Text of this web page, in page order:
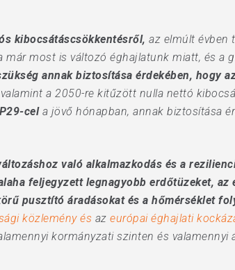
kibocsátáscsökkentésről, az elmúlt évben
már most is változó éghajlatunk miatt, és a
annak biztosítása érdekében, hogy
a 2050-re kitűzött nulla nettó
cela jövő hónapban, annak biztosítása
való alkalmazkodás és a
feljegyzett legnagyobb erdőtüzeket,
pusztító áradásokat és a hőmérséklet
közlemény és az európai éghajlati
kormányzati szinten és